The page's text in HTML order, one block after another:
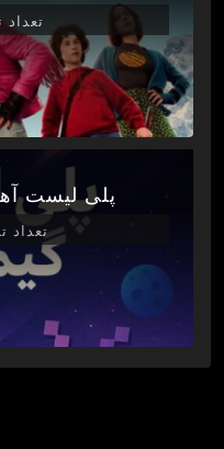
تعداد
پلی لیست
تعداد